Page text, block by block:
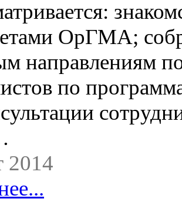
ОрГМА;
направлениям
по
2014